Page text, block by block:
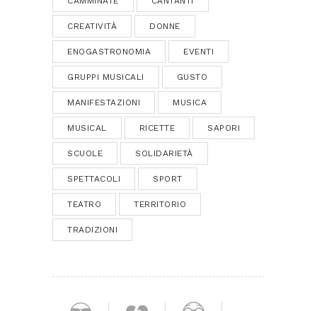
CREATIVITÀ DONNE
ENOGASTRONOMIA EVENTI
GRUPPI MUSICALI GUSTO
MANIFESTAZIONI MUSICA
MUSICAL RICETTE SAPORI
SCUOLE SOLIDARIETÀ
SPETTACOLI SPORT
TEATRO TERRITORIO
TRADIZIONI